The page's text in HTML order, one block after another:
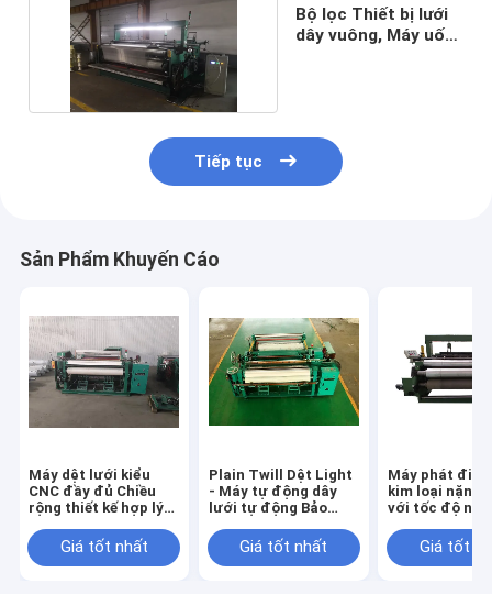
Bộ lọc Thiết bị lưới
dây vuông, Máy uốn
Tiếp tục
Sản Phẩm Khuyến Cáo
Máy dệt lưới kiểu
CNC đầy đủ Chiều
rộng thiết kế hợp lý
Giá tốt nhất
Plain Twill Dệt Light
- Máy tự động dây
lưới tự động Bảo
Giá tốt nhất
Máy phát điện
kim loại nặng
với tốc độ
Giá tốt